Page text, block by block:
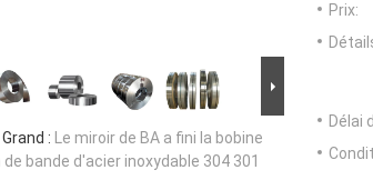
: Le miroir de BA a fini la bobine
bande d'acier inoxydable 304 301
Prix:
Délai